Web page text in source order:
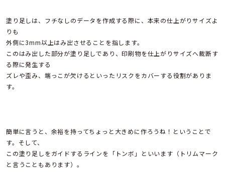
塗り足しは、フチなしのデータを作成する際に、本来の仕上がりサイズよ
りも
外側に3mm以上はみ出させることを指します。
このはみ出した部分が塗り足しであり、印刷物を仕上がりサイズへ裁断す
る際に発生する
ズレや歪み、端っこが欠けるといったリスクをカバーする役割がありま
す。
簡単に言うと、余裕を持ってちょっと大きめに作ろうね！ということで
す。そして、
この塗り足しをガイドするラインを「トンボ」といいます（トリムマーク
と言うこともあります）。